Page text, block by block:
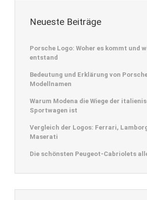
Neueste Beiträge
Porsche Logo: Woher es kommt und
entstand
Bedeutung und Erklärung von
Modellnamen
Warum Modena die Wiege der
Sportwagen ist
Vergleich der Logos: Ferrari,
Maserati
Die schönsten Peugeot-Cabriolets